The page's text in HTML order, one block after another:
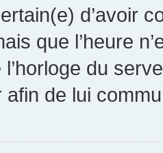
d’avoir
que l’heure
l’horloge du
afin de lui